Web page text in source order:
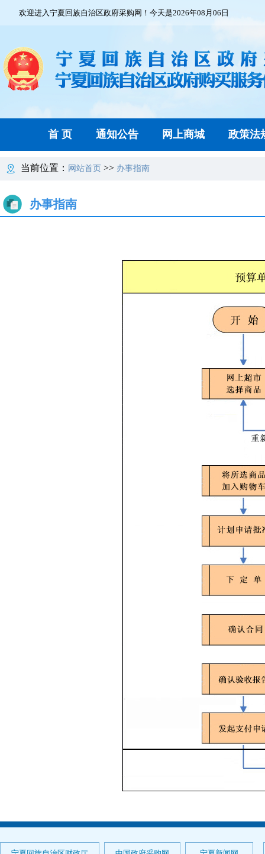
欢迎进入宁夏回族自治区政府采购网！今天是2026年08月06日
首 页 通知公告 网上商城 政策法
当前位置： 网站首页 >> 办事指南
办事指南